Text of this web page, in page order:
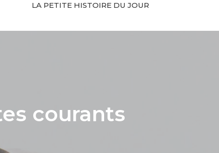
LA PETITE HISTOIRE DU JOUR
courants